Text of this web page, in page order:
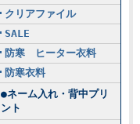
クリアファイル
SALE
防寒 ヒーター衣料
防寒衣料
●ネーム入れ・背中プリ
ント